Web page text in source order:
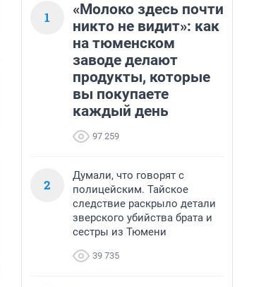
1
«Молоко здесь почти
никто не видит»: как
на тюменском
заводе делают
продукты, которые
вы покупаете
каждый день
97 259
2
Думали, что говорят с
полицейским. Тайское
следствие раскрыло детали
зверского убийства брата и
сестры из Тюмени
39 735